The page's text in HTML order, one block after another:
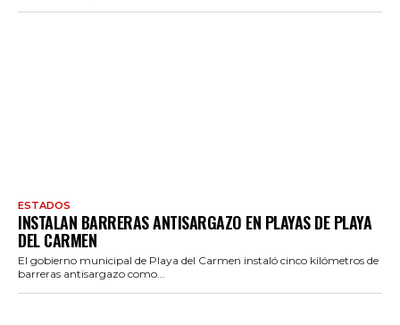
ESTADOS
INSTALAN BARRERAS ANTISARGAZO EN PLAYAS DE PLAYA
DEL CARMEN
El gobierno municipal de Playa del Carmen instaló cinco kilómetros de
barreras antisargazo como...